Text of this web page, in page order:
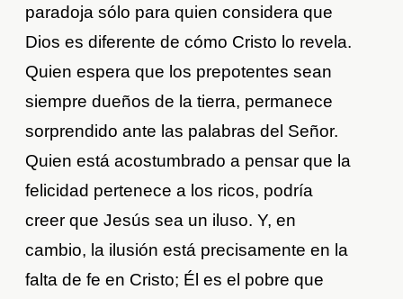
paradoja sólo para quien considera que
Dios es diferente de cómo Cristo lo revela.
Quien espera que los prepotentes sean
siempre dueños de la tierra, permanece
sorprendido ante las palabras del Señor.
Quien está acostumbrado a pensar que la
felicidad pertenece a los ricos, podría
creer que Jesús sea un iluso. Y, en
cambio, la ilusión está precisamente en la
falta de fe en Cristo; Él es el pobre que